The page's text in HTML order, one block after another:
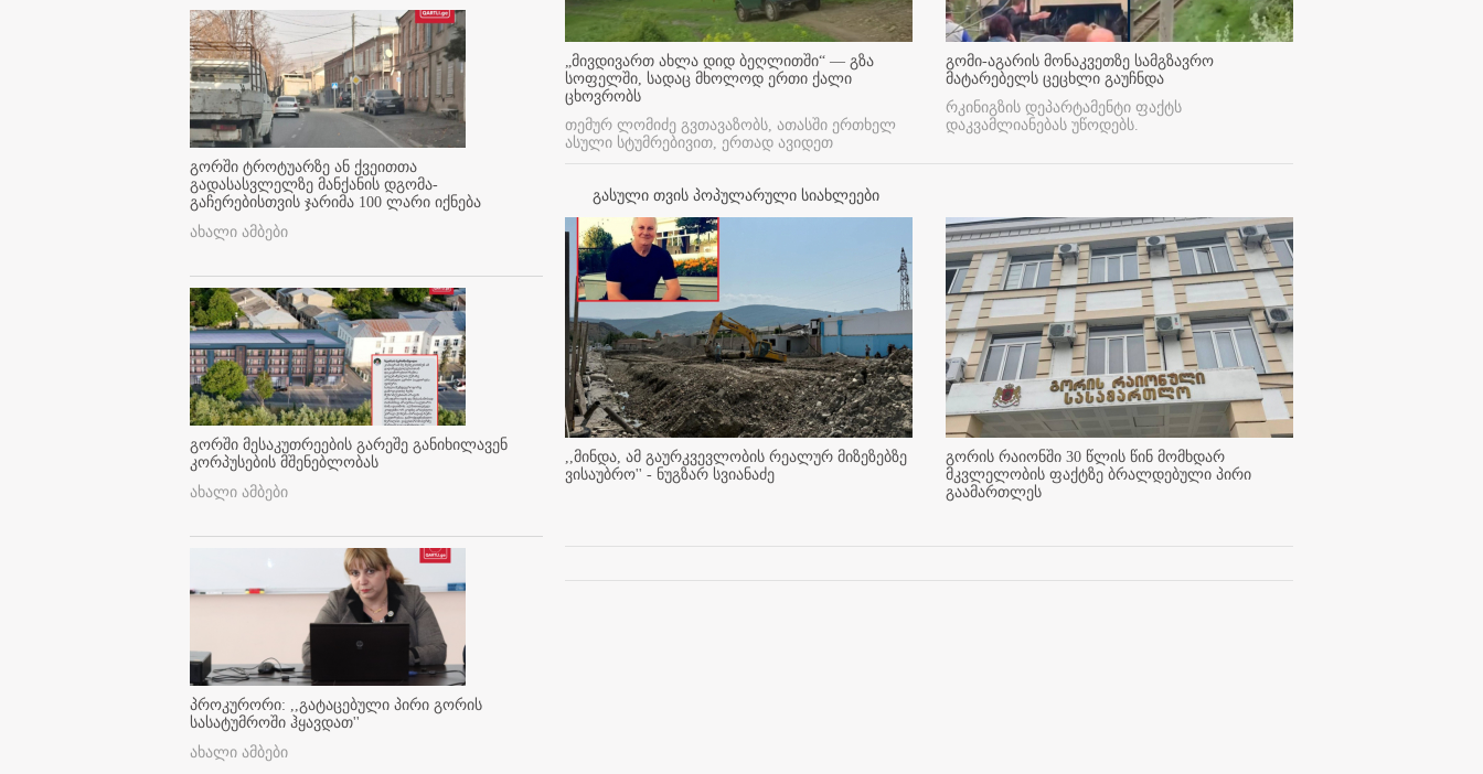
გორში ტროტუარზე ან ქვეითთა
გადასასვლელზე მანქანის დგომა-
გაჩერებისთვის ჯარიმა 100 ლარი იქნება
ახალი ამბები
გორში მესაკუთრეების გარეშე განიხილავენ
კორპუსების მშენებლობას
ახალი ამბები
პროკურორი: ,,გატაცებული პირი გორის
სასატუმროში ჰყავდათ''
ახალი ამბები
„მივდივართ ახლა დიდ ბეღლითში“ — გზა
სოფელში, სადაც მხოლოდ ერთი ქალი
ცხოვრობს
თემურ ლომიძე გვთავაზობს, ათასში ერთხელ
ასული სტუმრებივით, ერთად ავიდეთ
გომი-აგარის მონაკვეთზე სამგზავრო
მატარებელს ცეცხლი გაუჩნდა
რკინიგზის დეპარტამენტი ფაქტს
დაკვამლიანებას უწოდებს.
გასული თვის პოპულარული სიახლეები
,,მინდა, ამ გაურკვევლობის რეალურ მიზეზებზე
ვისაუბრო'' - ნუგზარ სვიანაძე
გორის რაიონში 30 წლის წინ მომხდარ
მკვლელობის ფაქტზე ბრალდებული პირი
გაამართლეს